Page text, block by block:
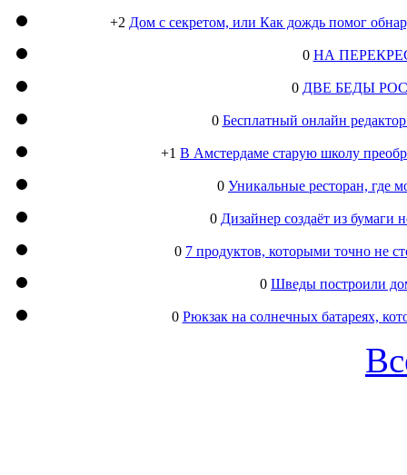
+2 Дом с секретом, или Как дождь помог
0 НА
0 ДВЕ БЕДЫ
0 Бесплатный онлайн
+1 В Амстердаме старую школу
0 Уникальные ресторан, где
0 Дизайнер создаёт из
0 7 продуктов, которыми точно не
0 Шведы построили
0 Рюкзак на солнечных батареях,